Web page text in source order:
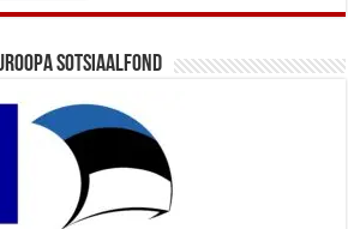
Sotsiaalfond